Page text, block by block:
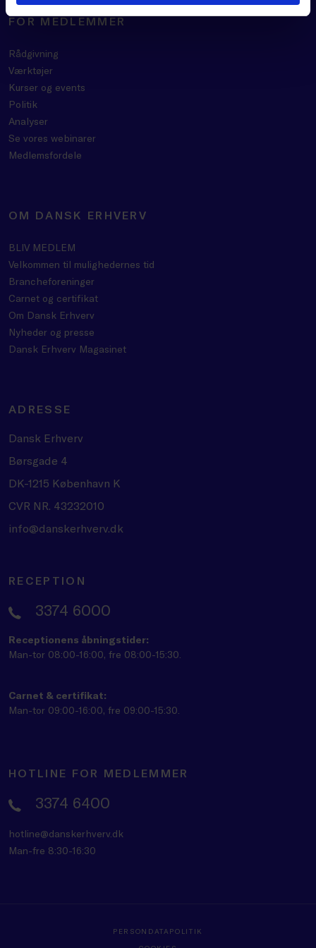
FOR MEDLEMMER
Rådgivning
Værktøjer
Kurser og events
Politik
Analyser
Se vores webinarer
Medlemsfordele
OM DANSK ERHVERV
BLIV MEDLEM
Velkommen til mulighedernes tid
Brancheforeninger
Carnet og certifikat
Om Dansk Erhverv
Nyheder og presse
Dansk Erhverv Magasinet
ADRESSE
Dansk Erhverv
Børsgade 4
DK-1215 København K
CVR NR. 43232010
info@danskerhverv.dk
RECEPTION
3374 6000
Receptionens åbningstider:
Man-tor 08:00-16:00, fre 08:00-15:30.
Carnet & certifikat:
Man-tor 09:00-16:00, fre 09:00-15:30.
HOTLINE FOR MEDLEMMER
3374 6400
hotline@danskerhverv.dk
Man-fre 8:30-16:30
PERSONDATAPOLITIK